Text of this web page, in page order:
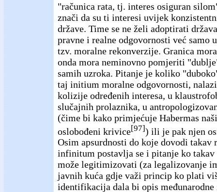
"računica rata, tj. interes osiguran
znači da su ti interesi uvijek
države. Time se ne želi adoptirati
pravne i realne odgovornosti već samo
tzv. moralne rekonverzije. Granica
onda mora neminovno pomjeriti
samih uzroka. Pitanje je koliko
taj initium moralne odgovornosti,
kolizije određenih interesa, u
slučajnih prolaznika, u
(čime bi kako primjećuje Habermas
oslobođeni krivice[97]) ili je pak njen
Osim apsurdnosti do koje dovodi takav
infinitum postavlja se i pitanje ko takav
može legitimizovati (za legalizovanje
javnih kuća gdje važi princip ko plati
identifikacija dala bi opis međunarodne